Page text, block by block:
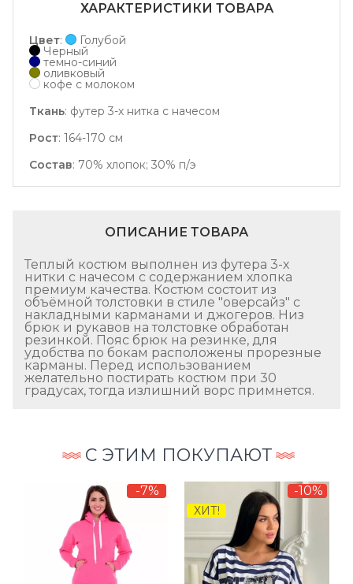
ХАРАКТЕРИСТИКИ ТОВАРА
Цвет: Голубой
Черный
темно-синий
оливковый
кофе с молоком
Ткань: футер 3-х нитка с начесом
Рост: 164-170 см
Состав: 70% хлопок; 30% п/э
ОПИСАНИЕ ТОВАРА
Теплый костюм выполнен из футера 3-х
нитки с начесом с содержанием хлопка
премиум качества. Костюм состоит из
объёмной толстовки в стиле "оверсайз" с
накладными карманами и джогеров. Низ
брюк и рукавов на толстовке обработан
резинкой. Пояс брюк на резинке, для
удобства по бокам расположены прорезные
карманы. Перед использованием
желательно постирать костюм при 30
градусах, тогда излишний ворс примнется.
С ЭТИМ ПОКУПАЮТ
-7%
ХИТ!
-10%